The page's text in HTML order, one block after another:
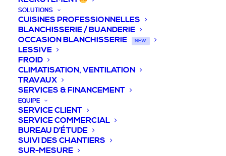
SOLUTIONS
CUISINES PROFESSIONNELLES
BLANCHISSERIE / BUANDERIE
OCCASION BLANCHISSERIE
NEW
LESSIVE
FROID
CLIMATISATION, VENTILATION
TRAVAUX
SERVICES & FINANCEMENT
EQUIPE
SERVICE CLIENT
SERVICE COMMERCIAL
BUREAU D’ÉTUDE
SUIVI DES CHANTIERS
SUR-MESURE